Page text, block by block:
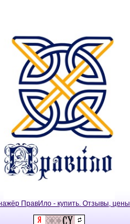
ПравИло - купить. Отзывы, цены.